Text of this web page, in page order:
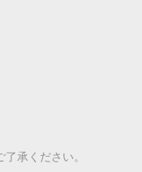
承ください。